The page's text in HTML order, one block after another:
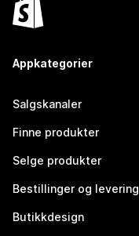
Appkategorier
Salgskanaler
Finne produkter
Selge produkter
Bestillinger og levering
Butikkdesign